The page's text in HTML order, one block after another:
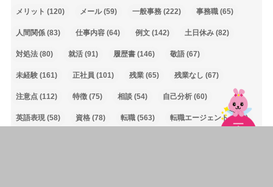
メリット (120) メール(59) 一般事務(222) 事務職(65)
人間関係(83) 仕事内容(64) 例文(142) 土日休み(82)
対処法(80) 就活(91) 履歴書(146) 敬語(67)
未経験(161) 正社員 (101) 残業(65) 残業なし (67)
注意点(112) 特徴(75) 相談(54) 自己分析(60)
英語表現(58) 資格(78) 転職(563) 転職エージェント(101)